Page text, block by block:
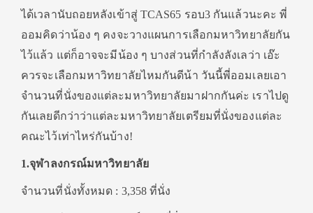
ได้เวลานับถอยหลังเข้าสู่ TCAS65 รอบ3 กันแล้วนะคะ พี่
ออมคิดว่าน้อง ๆ คงจะวางแผนการเลือกมหาวิทยาลัยกัน
ไว้แล้ว แต่ก็อาจจะมีน้อง ๆ บางส่วนที่กำลังลังเลว่า เอ๊ะ
ควรจะเลือกมหาวิทยาลัยไหมกันดีน้า วันนี้พี่ออมเลยเอา
จำนวนที่นั่งของแต่ละมหาวิทยาลัยมาฝากกันค่ะ เราไปดู
กันเลยดีกว่าว่าแต่ละมหาวิทยาลัยเตรียมที่นั่งของแต่ละ
คณะไว้เท่าไหร่กันบ้าง!
1.จุฬาลงกรณ์มหาวิทยาลัย
จำนวนที่นั่งทั้งหมด : 3,358 ที่นั่ง